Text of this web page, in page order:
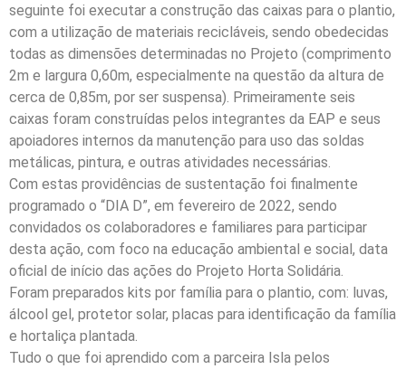
seguinte foi executar a construção das caixas para o plantio,
com a utilização de materiais recicláveis, sendo obedecidas
todas as dimensões determinadas no Projeto (comprimento
2m e largura 0,60m, especialmente na questão da altura de
cerca de 0,85m, por ser suspensa). Primeiramente seis
caixas foram construídas pelos integrantes da EAP e seus
apoiadores internos da manutenção para uso das soldas
metálicas, pintura, e outras atividades necessárias.
Com estas providências de sustentação foi finalmente
programado o “DIA D”, em fevereiro de 2022, sendo
convidados os colaboradores e familiares para participar
desta ação, com foco na educação ambiental e social, data
oficial de início das ações do Projeto Horta Solidária.
Foram preparados kits por família para o plantio, com: luvas,
álcool gel, protetor solar, placas para identificação da família
e hortaliça plantada.
Tudo o que foi aprendido com a parceira Isla pelos